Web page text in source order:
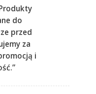
do
przed
za
i